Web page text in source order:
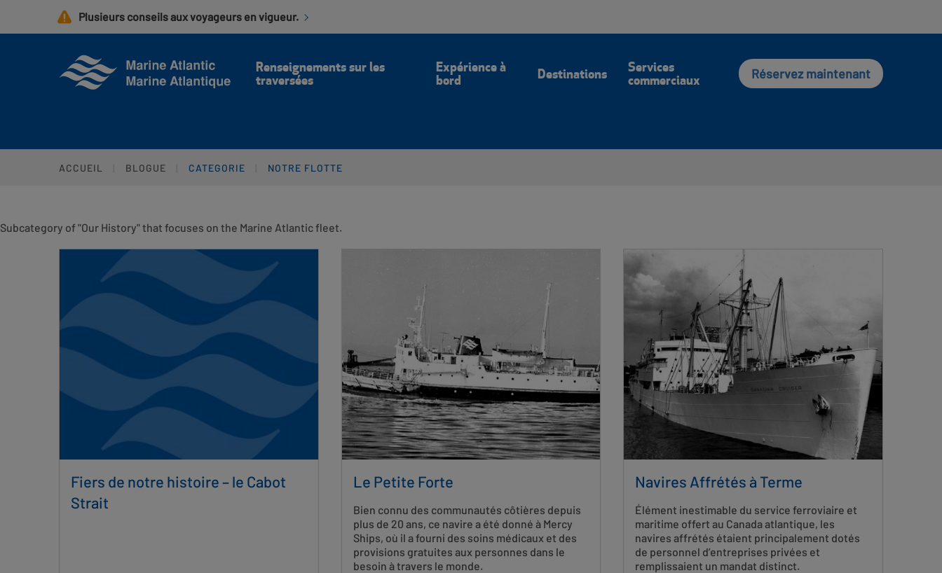
contenu
Plusieurs conseils aux voyageurs en vigueur.
Renseignements sur les
traversées
Expérience à
bord Destinations Services
commerciaux Réservez maintenant
ACCUEIL BLOGUE CATEGORIE NOTRE FLOTTE
Subcategory of "Our History" that focuses on the Marine Atlantic fleet.
Fiers de notre histoire – le Cabot
Strait
Le Petite Forte
Bien connu des communautés côtières depuis
plus de 20 ans, ce navire a été donné à Mercy
Ships, où il a fourni des soins médicaux et des
provisions gratuites aux personnes dans le
besoin à travers le monde.
Navires Affrétés à Terme
Élément inestimable du service ferroviaire et
maritime offert au Canada atlantique, les
navires affrétés étaient principalement dotés
de personnel d’entreprises privées et
remplissaient un mandat distinct.